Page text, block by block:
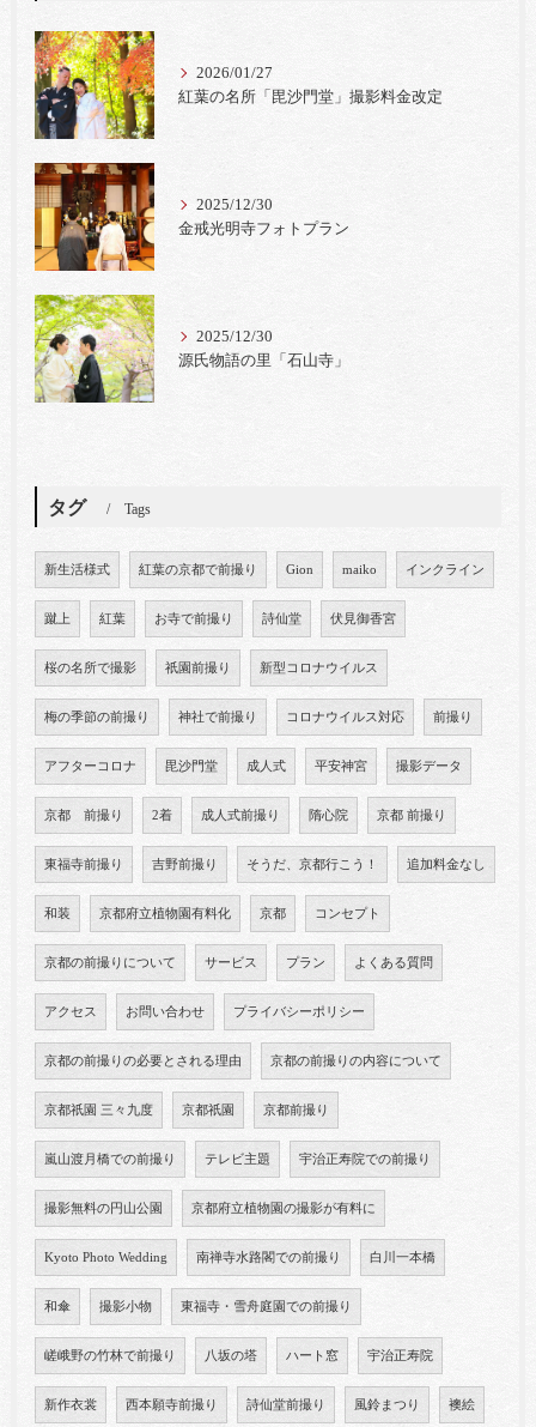
2026/01/27
紅葉の名所「毘沙門堂」撮影料金改定
2025/12/30
金戒光明寺フォトプラン
2025/12/30
源氏物語の里「石山寺」
タグ Tags
新生活様式 紅葉の京都で前撮り Gion maiko インクライン
蹴上 紅葉 お寺で前撮り 詩仙堂 伏見御香宮
桜の名所で撮影 祇園前撮り 新型コロナウイルス
梅の季節の前撮り 神社で前撮り コロナウイルス対応 前撮り
アフターコロナ 毘沙門堂 成人式 平安神宮 撮影データ
京都 前撮り 2着 成人式前撮り 隋心院 京都 前撮り
東福寺前撮り 吉野前撮り そうだ、京都行こう！ 追加料金なし
和装 京都府立植物園有料化 京都 コンセプト
京都の前撮りについて サービス プラン よくある質問
アクセス お問い合わせ プライバシーポリシー
京都の前撮りの必要とされる理由 京都の前撮りの内容について
京都祇園 三々九度 京都祇園 京都前撮り
嵐山渡月橋での前撮り テレビ主題 宇治正寿院での前撮り
撮影無料の円山公園 京都府立植物園の撮影が有料に
Kyoto Photo Wedding 南禅寺水路閣での前撮り 白川一本橋
和傘 撮影小物 東福寺・雪舟庭園での前撮り
嵯峨野の竹林で前撮り 八坂の塔 ハート窓 宇治正寿院
新作衣裳 西本願寺前撮り 詩仙堂前撮り 風鈴まつり 襖絵